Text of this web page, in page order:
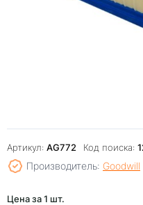
Артикул: AG772 Код поиска:
Производитель: Goodwill
Цена за 1 шт.